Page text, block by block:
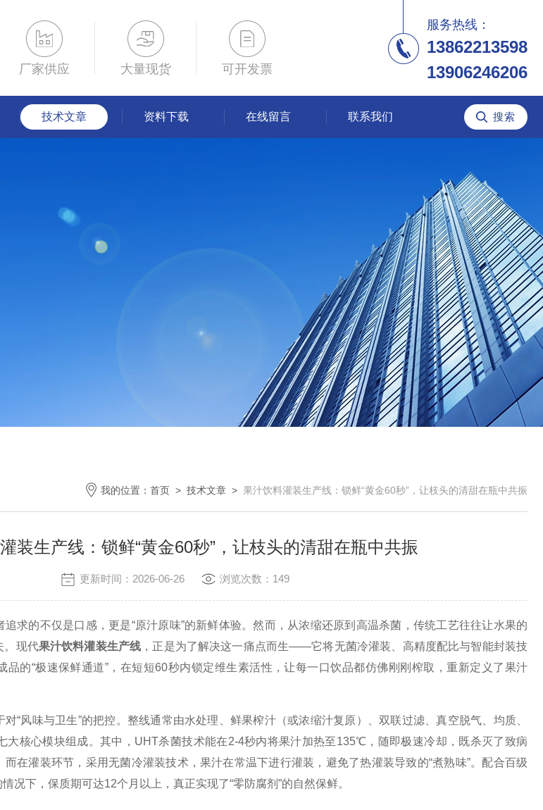
厂家供应 大量现货 可开发票
服务热线：
13862213598
13906246206
技术文章 资料下载 在线留言 联系我们
我的位置： 首页 > 技术文章 > 果汁饮料灌装生产线：锁鲜“黄金60秒”，让枝头的清甜在瓶中共振
装生产线：锁鲜“黄金60秒”，让枝头的清甜在瓶中共振
更新时间：2026-06-26 浏览次数：149
的不仅是口感，更是“原汁原味”的新鲜体验。然而，从浓缩还原到高温杀菌，传统工艺往往让水果的
。现代果汁饮料灌装生产线 ，正是为了解决这一痛点而生——它将无菌冷灌装、高精度配比与智能封装技
品的“极速保鲜通道”，在短短60秒内锁定维生素活性，让每一口饮品都仿佛刚刚榨取，重新定义了果汁
风味与卫生”的把控。整线通常由水处理、鲜果榨汁（或浓缩汁复原）、双联过滤、真空脱气、均质、
大核心模块组成。其中，UHT杀菌技术能在2-4秒内将果汁加热至135℃，随即极速冷却，既杀灭了致病
在灌装环节，采用无菌冷灌装技术，果汁在常温下进行灌装，避免了热灌装导致的“煮熟味”。配合百级
况下，保质期可达12个月以上，真正实现了“零防腐剂”的自然保鲜。